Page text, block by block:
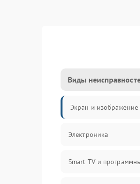
Виды
Экран и изображение
Электроника
Smart TV и